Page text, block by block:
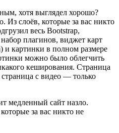
хотя выглядел хорошо?
слоёв, которые за вас никто
весь Bootstrap,
плагинов, виджет карт
картинки в полном размере
можно было облегчить
кеширования. Страница
с видео — только
медленный сайт назло.
за вас никто не